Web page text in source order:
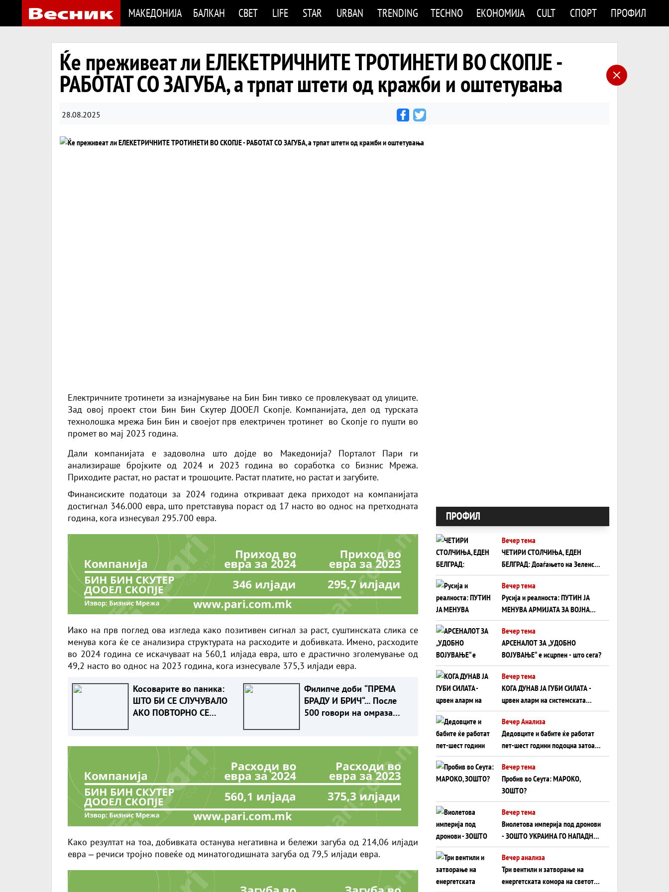
МАКЕДОНИЈА БАЛКАН СВЕТ LIFE STAR URBAN TRENDING TECHNO ЕКОНОМИЈА CULT СПОРТ ПРОФИЛ
Ќе преживеат ли ЕЛЕКЕТРИЧНИТЕ ТРОТИНЕТИ ВО СКОПЈЕ -
РАБОТАТ СО ЗАГУБА, а трпат штети од кражби и оштетувања
28.08.2025
Eлектричнитe тротинети за изнајмување на Бин Бин тивко се провлекуваат од улиците.
Зад овој проект стои Бин Бин Скутер ДООЕЛ Скопје. Компанијата, дел од турската
технолошка мрежа Бин Бин и своејот прв електричен тротинет во Скопје го пушти во
промет во мај 2023 година.
Дали компанијата е задоволна што дојде во Македонија? Порталот Пари ги
анализираше бројките од 2024 и 2023 година во соработка со Бизнис Мрежа.
Приходите растат, но растат и трошоците. Растат платите, но растат и загубите.
Финансиските податоци за 2024 година откриваат дека приходот на компанијата
достигнал 346.000 евра, што претставува пораст од 17 насто во однос на претходната
година, кога изнесувал 295.700 евра.
Иако на прв поглед ова изгледа како позитивен сигнал за раст, суштинската слика се
менува кога ќе се анализира структурата на расходите и добивката. Имено, расходите
во 2024 година се искачуваат на 560,1 илјада евра, што е драстично зголемување од
49,2 насто во однос на 2023 година, кога изнесувале 375,3 илјади евра.
Косоварите во паника:
ШТО БИ СЕ СЛУЧУВАЛО
АКО ПОВТОРНО СЕ
Филипче доби “ПРЕМА
БРАДУ И БРИЧ“... После
500 говори на омраза
Како резултат на тоа, добивката останува негативна и бележи загуба од 214,06 илјади
евра ‒ речиси тројно повеќе од минатогодишната загуба од 79,5 илјади евра.
ПРОФИЛ
Вечер тема
ЧЕТИРИ СТОЛЧИЊА, ЕДЕН
БЕЛГРАД: Доаѓањето на Зеленски
ги открива тајните на политиката
на балансирање на Вучиќ
Вечер тема
Русија и реалноста: ПУТИН ЈА
МЕНУВА АРМИЈАТА ЗА ВОЈНА
ШТО ОСТАНУВА БЕЗ ФРОНТ
Вечер тема
АРСЕНАЛОТ ЗА „УДОБНО
ВОЈУВАЊЕ“ е исцрпен - што сега?
Вечер тема
КОГА ДУНАВ ЈА ГУБИ СИЛАТА -
црвен аларм на системската
плоча од јужна Германија до
Црното Море...
Вечер Анализа
Дедовците и бабите ќе работат
пет-шест години подоцна затоа
што НЕМААТ ВНУЦИ ДА ГИ
ЗАМЕНАТ
Вечер тема
Пробив во Сеута: МАРОКО,
ЗОШТО?
Вечер тема
Виолетова империја под дронови
- ЗОШТО УКРАИНА ГО НАПАДНА
РУСКИОТ WILDBERRIES
Вечер анализа
Три вентили и затворање на
енергетската комора на светот: